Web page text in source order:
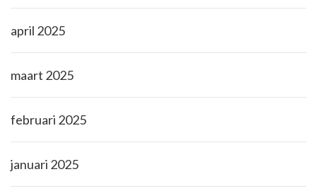
april 2025
maart 2025
februari 2025
januari 2025